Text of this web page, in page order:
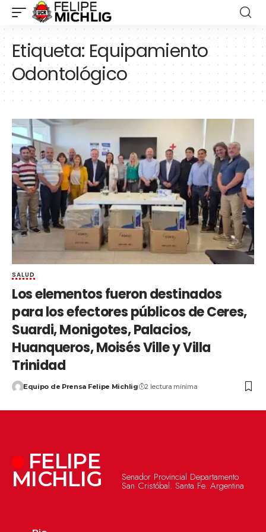
Etiqueta: Equipamiento
Odontológico
SALUD
Los elementos fueron destinados
para los efectores públicos de Ceres,
Suardi, Monigotes, Palacios,
Huanqueros, Moisés Ville y Villa
Trinidad
Equipo de Prensa Felipe Michlig 2 lectura mínima
FELIPE
MICHLIG Senador Provincial Departamento
San Cristóbal. Santa Fe. Argentina